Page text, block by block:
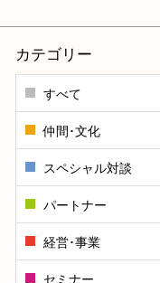
カテゴリー
すべて
仲間･文化
スペシャル対談
パートナー
経営･事業
セミナー